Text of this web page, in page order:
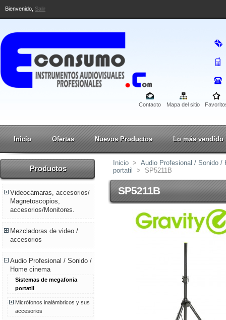
Bienvenido, Salir
Contacto Mapa del sitio
Inicio Ofertas Nuevos Productos Lo más vendido
Productos
Videocámaras, accesorios/
Magnetoscopios,
accesorios/Monitores.
Mezcladoras de video /
accesorios
Audio Profesional / Sonido /
Home cinema
Sistemas de megafonia
portatil
Micrófonos inalámbricos y sus
accesorios
Inicio > Audio Profesional / Sonido /
portatil
> SP5211B
SP5211B